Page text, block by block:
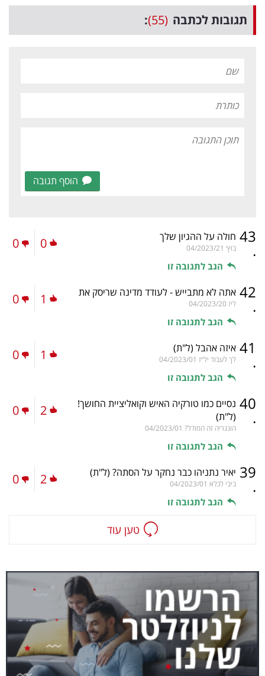
תגובות לכתבה (55)
:
הוסף תגובה
43
.
חולה על ההגיון שלך
בוץ׳ 04/2023/21
הגב לתגובה זו
0
0
42
.
אתה לא מתבייש - לעודד מדינה שריסק את
ליז 04/2023/20
הגב לתגובה זו
1
0
41
.
איזה אהבל (ל"ת)
לך לעבוד יל״ז 04/2023/01
הגב לתגובה זו
1
0
40
.
נסיים כמו טורקיה האיש וקואליציית החושך!
(ל"ת)
הונגריה זה המודל? 04/2023/01
הגב לתגובה זו
2
0
39
.
יאיר נתניהו כבר נחקר על הסתה? (ל"ת)
ביבי לכלא 04/2023/01
הגב לתגובה זו
2
0
טען עוד